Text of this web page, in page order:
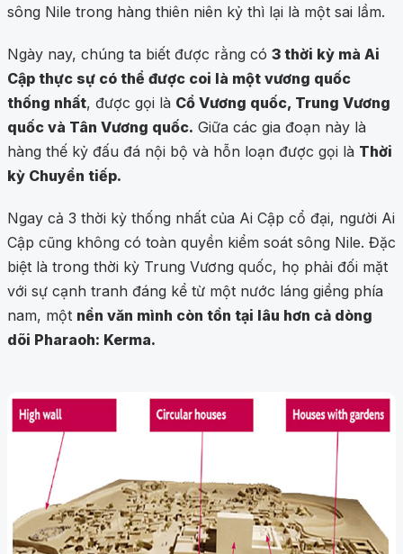
sông Nile trong hàng thiên niên kỷ thì lại là một sai lầm.
Ngày nay, chúng ta biết được rằng có 3 thời kỳ mà Ai
Cập thực sự có thể được coi là một vương quốc
thống nhất, được gọi là Cổ Vương quốc, Trung Vương
quốc và Tân Vương quốc. Giữa các gia đoạn này là
hàng thế kỷ đấu đá nội bộ và hỗn loạn được gọi là Thời
kỳ Chuyển tiếp.
Ngay cả 3 thời kỳ thống nhất của Ai Cập cổ đại, người Ai
Cập cũng không có toàn quyền kiểm soát sông Nile. Đặc
biệt là trong thời kỳ Trung Vương quốc, họ phải đối mặt
với sự cạnh tranh đáng kể từ một nước láng giềng phía
nam, một nền văn mình còn tồn tại lâu hơn cả dòng
dõi Pharaoh: Kerma.